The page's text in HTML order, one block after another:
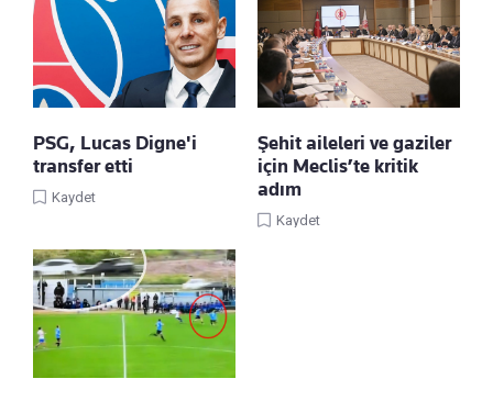
PSG, Lucas Digne'i
transfer etti
Kaydet
Şehit aileleri ve gaziler
için Meclis’te kritik
adım
Kaydet